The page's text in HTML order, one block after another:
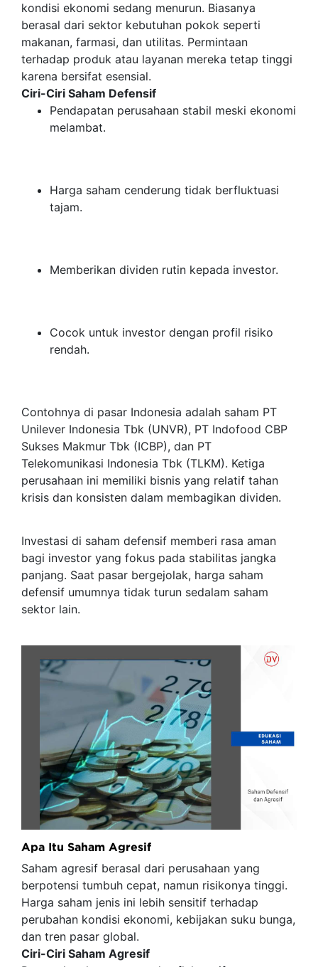
kondisi ekonomi sedang menurun. Biasanya
berasal dari sektor kebutuhan pokok seperti
makanan, farmasi, dan utilitas. Permintaan
terhadap produk atau layanan mereka tetap tinggi
karena bersifat esensial.
Ciri-Ciri Saham Defensif
Pendapatan perusahaan stabil meski ekonomi
melambat.
Harga saham cenderung tidak berfluktuasi
tajam.
Memberikan dividen rutin kepada investor.
Cocok untuk investor dengan profil risiko
rendah.
Contohnya di pasar Indonesia adalah saham PT
Unilever Indonesia Tbk (UNVR), PT Indofood CBP
Sukses Makmur Tbk (ICBP), dan PT
Telekomunikasi Indonesia Tbk (TLKM). Ketiga
perusahaan ini memiliki bisnis yang relatif tahan
krisis dan konsisten dalam membagikan dividen.
Investasi di saham defensif memberi rasa aman
bagi investor yang fokus pada stabilitas jangka
panjang. Saat pasar bergejolak, harga saham
defensif umumnya tidak turun sedalam saham
sektor lain.
Apa Itu Saham Agresif
Saham agresif berasal dari perusahaan yang
berpotensi tumbuh cepat, namun risikonya tinggi.
Harga saham jenis ini lebih sensitif terhadap
perubahan kondisi ekonomi, kebijakan suku bunga,
dan tren pasar global.
Ciri-Ciri Saham Agresif